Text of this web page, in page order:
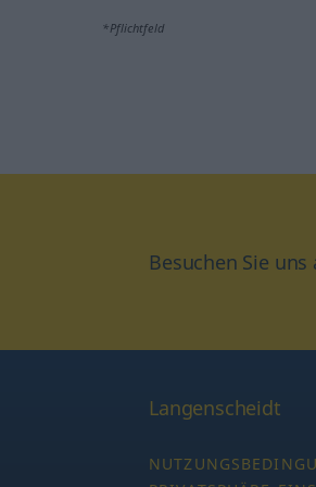
*Pflichtfeld
Besuchen Sie uns
Langenscheidt